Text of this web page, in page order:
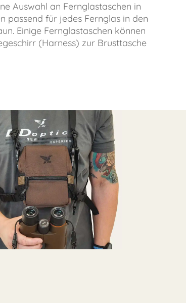
Auswahl an Fernglastaschen in
passend für jedes Fernglas in den
Einige Fernglastaschen können
(Harness) zur Brusttasche